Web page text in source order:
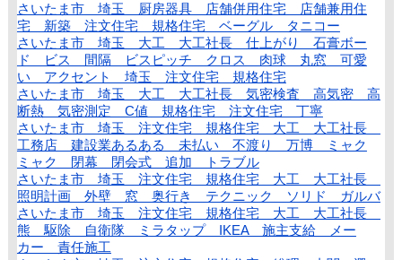
さいたま市 埼玉 厨房器具 店舗併用住宅 店舗兼用住
宅 新築 注文住宅 規格住宅 ベーグル タニコー
さいたま市 埼玉 大工 大工社長 仕上がり 石膏ボー
ド ビス 間隔 ビスピッチ クロス 肉球 丸窓 可愛
い アクセント 埼玉 注文住宅 規格住宅
さいたま市 埼玉 大工 大工社長 気密検査 高気密 高
断熱 気密測定 C値 規格住宅 注文住宅 丁寧
さいたま市 埼玉 注文住宅 規格住宅 大工 大工社長
工務店 建設業あるある 未払い 不渡り 万博 ミャク
ミャク 閉幕 閉会式 追加 トラブル
さいたま市 埼玉 注文住宅 規格住宅 大工 大工社長
照明計画 外壁 窓 奥行き テクニック ソリド ガルバ
さいたま市 埼玉 注文住宅 規格住宅 大工 大工社長
熊 駆除 自衛隊 ミラタップ IKEA 施主支給 メー
カー 責任施工